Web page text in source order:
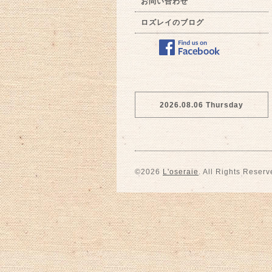
ロズレイのブログ
2026.08.06 Thursday
©2026 L'oseraie . All Rights